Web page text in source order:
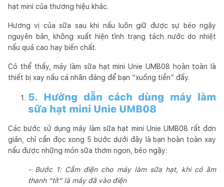
hạt mini của thương hiệu khác.
Hương vị của sữa sau khi nấu luôn giữ được sự béo ngậy
nguyên bản, không xuất hiện tình trạng tách nước do nhiệt
nấu quá cao hay biến chất.
Có thể thấy, máy làm sữa hạt mini Unie UMB08 hoàn toàn là
thiết bị xay nấu cá nhân đáng để bạn “xuống tiền” đấy.
5. Hướng dẫn cách dùng máy làm
sữa hạt mini Unie UMB08
Các bước sử dụng máy làm sữa hạt mini Unie UMB08 rất đơn
giản, chỉ cần đọc xong 5 bước dưới đây là bạn hoàn toàn xay
nấu được những món sữa thơm ngon, béo ngậy:
- Bước 1: Cắm điện cho máy làm sữa hạt, khi có âm
thanh “tít” là máy đã vào điện